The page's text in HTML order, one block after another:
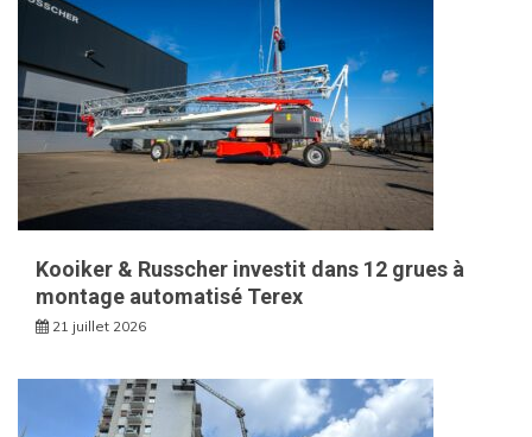
Kooiker & Russcher investit dans 12 grues à
montage automatisé Terex
21 juillet 2026